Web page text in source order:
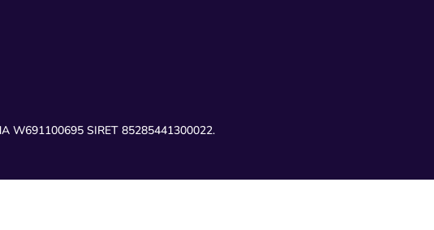
W691100695 SIRET 85285441300022.